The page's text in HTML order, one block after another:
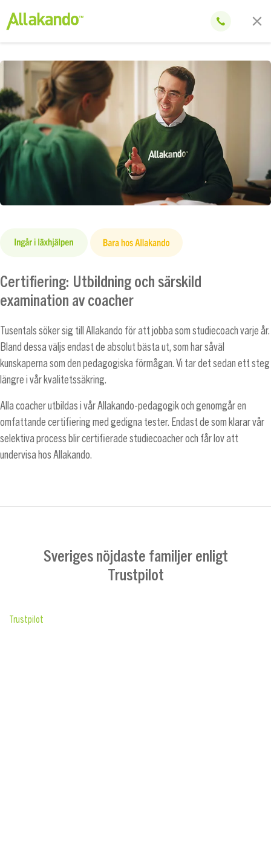
Certifiering: Utbildning och särskild
examination av coacher
Tusentals söker sig till Allakando för att jobba som studiecoach varje år.
Bland dessa väljs endast de absolut bästa ut, som har såväl
kunskaperna som den pedagogiska förmågan. Vi tar det sedan ett steg
längre i vår kvalitetssäkring.
Alla coacher utbildas i vår Allakando-pedagogik och genomgår en
omfattande certifiering med gedigna tester. Endast de som klarar vår
selektiva process blir certifierade studiecoacher och får lov att
undervisa hos Allakando.
Sveriges nöjdaste familjer enligt
Trustpilot
Trustpilot